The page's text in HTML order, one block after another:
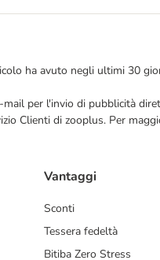
ha avuto negli ultimi 30
per l'invio di pubblicità
Clienti di zooplus. Per
Vantaggi
Sconti
Tessera fedeltà
Bitiba Zero Stress